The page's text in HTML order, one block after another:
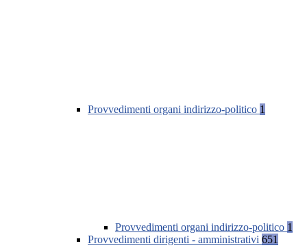
Provvedimenti organi indirizzo-politico 1
Provvedimenti organi indirizzo-politico 1
Provvedimenti dirigenti - amministrativi 651